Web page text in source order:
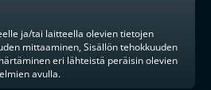
ja/tai laitteella olevien tietojen
mittaaminen, Sisällön tehokkuuden
eri lähteistä peräisin olevien
avulla.